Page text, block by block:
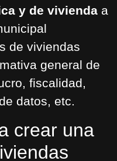
y de vivienda a
de viviendas
general de
fiscalidad,
datos, etc.
crear una